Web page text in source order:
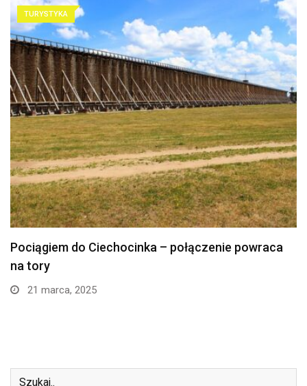
TURYSTYKA
Najlepsza Kawiarnia i Restauracja w Ruciane-Nida
16 września, 2024